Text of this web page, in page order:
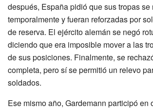
después, España pidió que sus tropas se
temporalmente y fueran reforzadas por
de reserva. El ejército alemán se negó
diciendo que era imposible mover a las
de sus posiciones. Finalmente, se
completa, pero sí se permitió un relevo
soldados.
Ese mismo año, Gardemann participó en